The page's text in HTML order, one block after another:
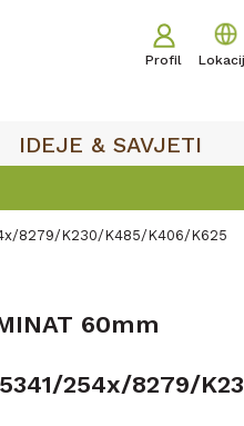
Profil
IDEJE & SAVJETI
8279/K230/K485/K406/K625
60mm
254x/8279/